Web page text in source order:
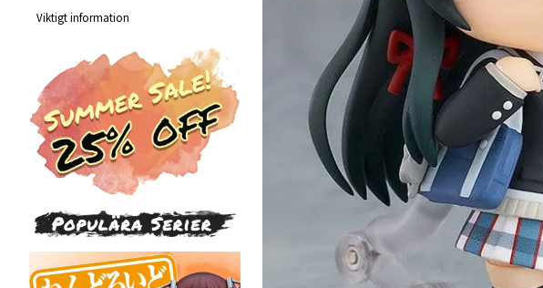
Viktigt information